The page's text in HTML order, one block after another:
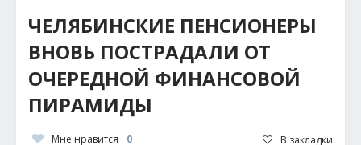
ЧЕЛЯБИНСКИЕ ПЕНСИОНЕРЫ
ВНОВЬ ПОСТРАДАЛИ ОТ
ОЧЕРЕДНОЙ ФИНАНСОВОЙ
ПИРАМИДЫ
Мне нравится 0 В закладки